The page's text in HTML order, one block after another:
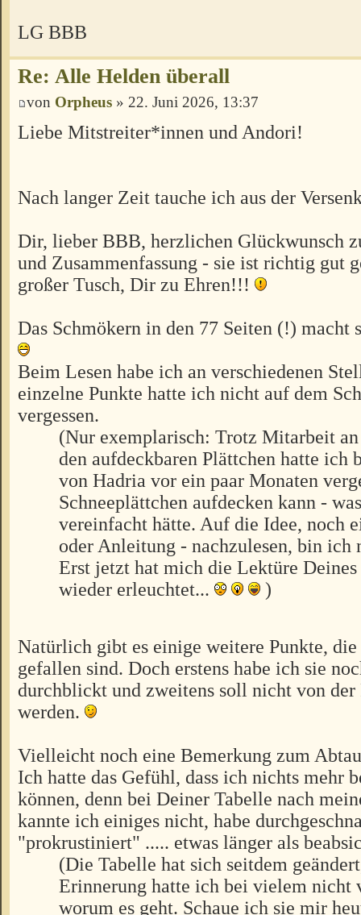
LG BBB
Re: Alle Helden überall
von Orpheus » 22. Juni 2026, 13:37
Liebe Mitstreiter*innen und Andori!
Nach langer Zeit tauche ich aus der
Dir, lieber BBB, herzlichen Glückwunsch
und Zusammenfassung - sie ist richtig gut
großer Tusch, Dir zu Ehren!!!
Das Schmökern in den 77 Seiten (!) macht
Beim Lesen habe ich an verschiedenen
einzelne Punkte hatte ich nicht auf dem
vergessen.
(Nur exemplarisch: Trotz Mitarbeit
den aufdeckbaren Plättchen hatte ich
von Hadria vor ein paar Monaten
Schneeplättchen aufdecken kann -
vereinfacht hätte. Auf die Idee, noch
oder Anleitung - nachzulesen, bin ich
Erst jetzt hat mich die Lektüre
wieder erleuchtet...
)
Natürlich gibt es einige weitere Punkte,
gefallen sind. Doch erstens habe ich sie
durchblickt und zweitens soll nicht von der
werden.
Vielleicht noch eine Bemerkung zum
Ich hatte das Gefühl, dass ich nichts mehr
können, denn bei Deiner Tabelle nach
kannte ich einiges nicht, habe
"prokrustiniert" ..... etwas länger als
(Die Tabelle hat sich seitdem
Erinnerung hatte ich bei vielem nicht
worum es geht. Schaue ich sie mir